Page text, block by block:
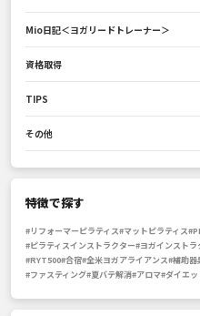
Mio日記＜ヨガリードトレーナー＞
資格取得
TIPS
その他
特徴で探す
#リフォーマーピラティス#マットピラティス
#ピラティスインストラクター#ヨガインストラ
#RYT500#合宿#全米ヨガアライアンス#補助器
#ファスティング#夏バテ解消#アロマ#ダイエッ